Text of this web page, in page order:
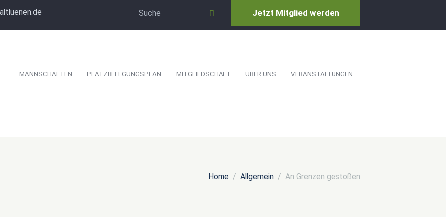
Jetzt Mitglied werden
MANNSCHAFTEN PLATZBELEGUNGSPLAN MITGLIEDSCHAFT ÜBER UNS VERANSTALTUNGEN
Home Allgemein An Grenzen gestoßen